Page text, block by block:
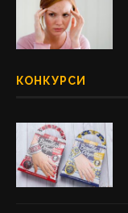
КОНКУРСИ